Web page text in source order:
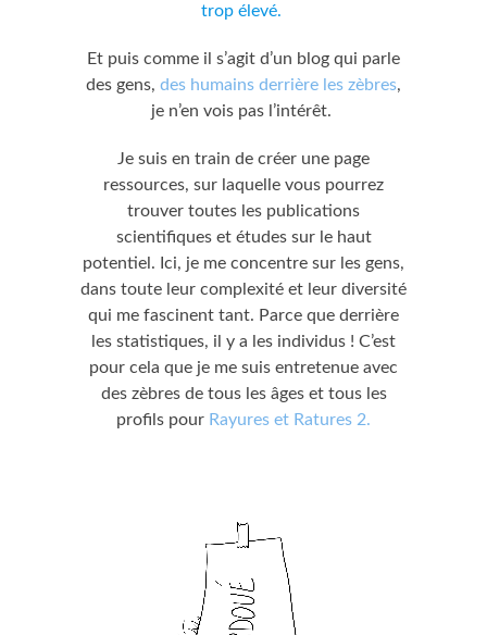
trop élevé.
Et puis comme il s’agit d’un blog qui parle
des gens, des humains derrière les zèbres,
je n’en vois pas l’intérêt.
Je suis en train de créer une page
ressources, sur laquelle vous pourrez
trouver toutes les publications
scientifiques et études sur le haut
potentiel. Ici, je me concentre sur les gens,
dans toute leur complexité et leur diversité
qui me fascinent tant. Parce que derrière
les statistiques, il y a les individus ! C’est
pour cela que je me suis entretenue avec
des zèbres de tous les âges et tous les
profils pour Rayures et Ratures 2.